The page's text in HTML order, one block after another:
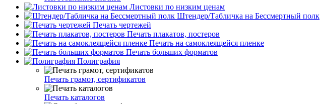
Листовки по низким ценам
Штендер/Табличка на Бессмертный полк
Печать чертежей
Печать плакатов, постеров
Печать на самоклеящейся пленке
Печать больших форматов
Полиграфия
Печать грамот, сертификатов
Печать каталогов